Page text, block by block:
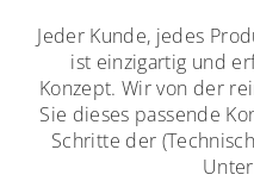
Jeder Kunde, jedes
ist einzigartig und
Konzept. Wir von der
Sie dieses passende
Schritte der